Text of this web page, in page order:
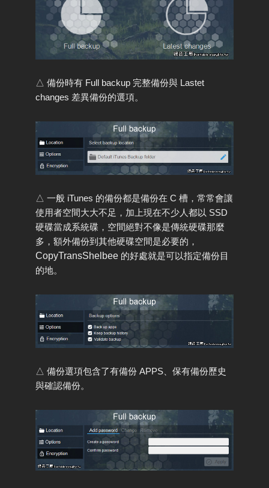
△ 備份時有 Full backup 完整備份與 Lastet
changes 差異備份的選項。
△ 一般 iTunes 的備份都是備份在 C 槽，常常會讓
使用者空間大大不足，加上現在不少人都以 SSD
硬碟當成系統碟，空間絕對不像是傳統硬碟那麼
多，額外備份到其他硬碟空間是必要的，
CopyTransShelbee 的好處就是可以指定備份目
的地。
△ 備份選項包含了有備份 APPS、保有備份歷史
與確認備份。